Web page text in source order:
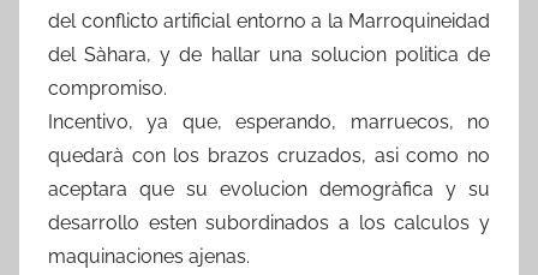
del conflicto artificial entorno a la Marroquineidad
del Sàhara, y de hallar una solucion politica de
compromiso.
Incentivo, ya que, esperando, marruecos, no
quedarà con los brazos cruzados, asi como no
aceptara que su evolucion demogràfica y su
desarrollo esten subordinados a los calculos y
maquinaciones ajenas.